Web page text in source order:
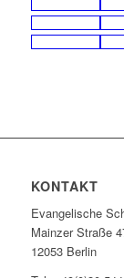
KONTAKT
Evangelische
Mainzer Straße
12053 Berlin